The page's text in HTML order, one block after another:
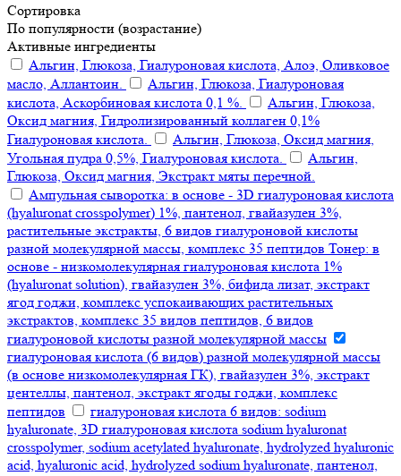
Сортировка
По популярности (возрастание)
Активные ингредиенты
Альгин, Глюкоза, Гиалуроновая кислота, Алоэ, Оливковое
масло, Аллантоин.
Альгин, Глюкоза, Гиалуроновая
кислота, Аскорбиновая кислота 0,1 %.
Альгин, Глюкоза,
Оксид магния, Гидролизированный коллаген 0,1%
Гиалуроновая кислота.
Альгин, Глюкоза, Оксид магния,
Угольная пудра 0,5%, Гиалуроновая кислота.
Альгин,
Глюкоза, Оксид магния, Экстракт мяты перечной.
Ампульная сыворотка: в основе - 3D гиалуроновая кислота
(hyaluronat crosspolymer) 1%, пантенол, гвайазулен 3%,
растительные экстракты, 6 видов гиалуроновой кислоты
разной молекулярной массы, комплекс 35 пептидов Тонер: в
основе - низкомолекулярная гиалуроновая кислота 1%
(hyaluronat solution), гвайазулен 3%, бифида лизат, экстракт
ягод годжи, комплекс успокаивающих растительных
экстрактов, комплекс 35 видов пептидов, 6 видов
гиалуроновой кислоты разной молекулярной массы
гиалуроновая кислота (6 видов) разной молекулярной массы
(в основе низкомолекулярная ГК), гвайазулен 3%, экстракт
центеллы, пантенол, экстракт ягоды годжи, комплекс
пептидов
гиалуроновая кислота 6 видов: sodium
hyaluronate, 3D гиалуроновая кислота sodium hyaluronat
crosspolymer, sodium acetylated hyaluronate, hydrolyzed hyaluronic
acid, hyaluronic acid, hydrolyzed sodium hyaluronate, пантенол,